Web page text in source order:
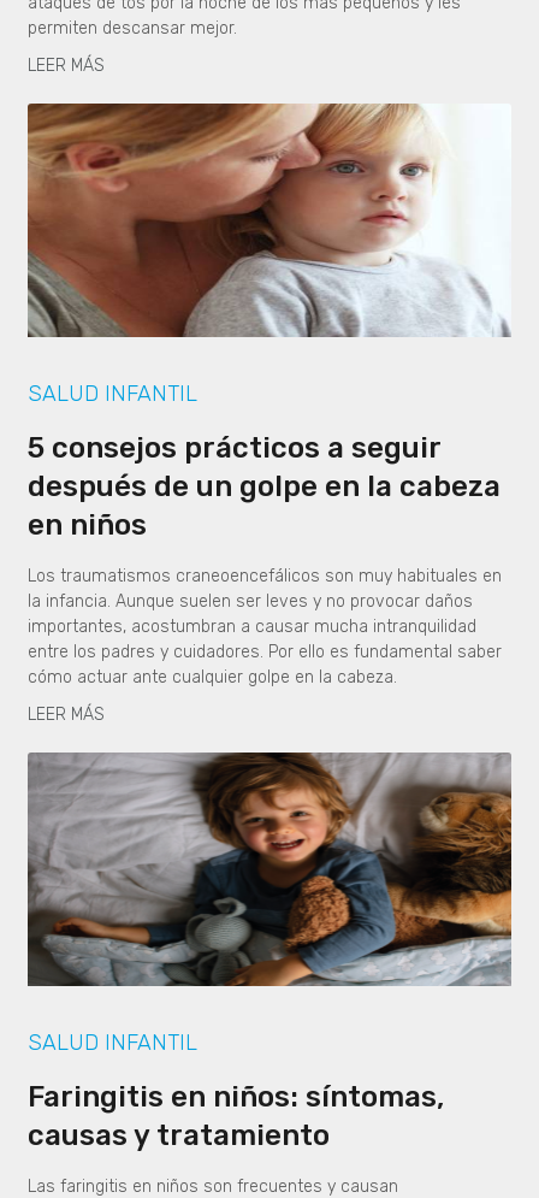
permiten descansar mejor.
LEER MÁS
SALUD INFANTIL
5 consejos prácticos a seguir
después de un golpe en la cabeza
en niños
Los traumatismos craneoencefálicos son muy habituales en
la infancia. Aunque suelen ser leves y no provocar daños
importantes, acostumbran a causar mucha intranquilidad
entre los padres y cuidadores. Por ello es fundamental saber
cómo actuar ante cualquier golpe en la cabeza.
LEER MÁS
SALUD INFANTIL
Faringitis en niños: síntomas,
causas y tratamiento
Las faringitis en niños son frecuentes y causan